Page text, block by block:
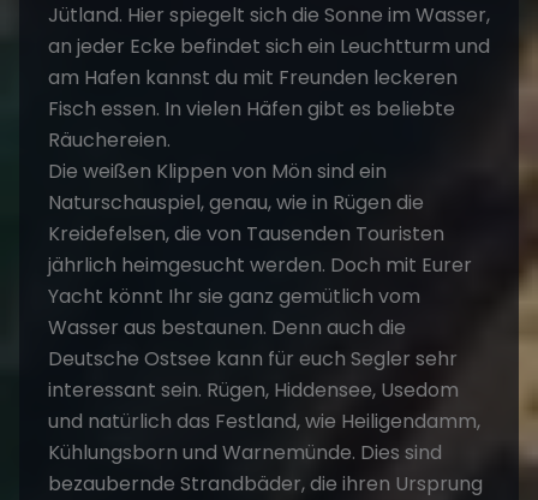
Jütland. Hier spiegelt sich die Sonne im Wasser,
an jeder Ecke befindet sich ein Leuchtturm und
am Hafen kannst du mit Freunden leckeren
Fisch essen. In vielen Häfen gibt es beliebte
Räuchereien.
Die weißen Klippen von Mön sind ein
Naturschauspiel, genau, wie in Rügen die
Kreidefelsen, die von Tausenden Touristen
jährlich heimgesucht werden. Doch mit Eurer
Yacht könnt Ihr sie ganz gemütlich vom
Wasser aus bestaunen. Denn auch die
Deutsche Ostsee kann für euch Segler sehr
interessant sein. Rügen, Hiddensee, Usedom
und natürlich das Festland, wie Heiligendamm,
Kühlungsborn und Warnemünde. Dies sind
bezaubernde Strandbäder, die ihren Ursprung